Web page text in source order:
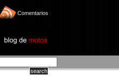
Comentarios